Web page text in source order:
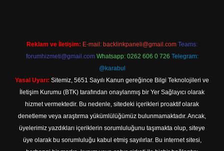
Reklam ve İletişim: E-mail: backlinkpaneli@gmail.com Teams:
forumhizmeti@gmail.com Whatsapp: 0262 606 0 726 Telegram:
@karabul
Yasal Uyarı: Sitemiz, 5651 Sayılı Kanun gereğince Bilgi Teknolojileri ve
İletişim Kurumu (BTK) tarafından onaylanmış bir Yer Sağlayıcı olarak
hizmet vermektedir. Bu nedenle, sitedeki içerikleri proaktif olarak
denetleme veya araştırma yükümlülüğümüz bulunmamaktadır. Ancak,
üyelerimiz yazdıkları içeriklerin sorumluluğunu taşımakta olup, siteye
üye olarak bu sorumluluğu kabul etmiş sayılırlar. Bu internet sitesi,